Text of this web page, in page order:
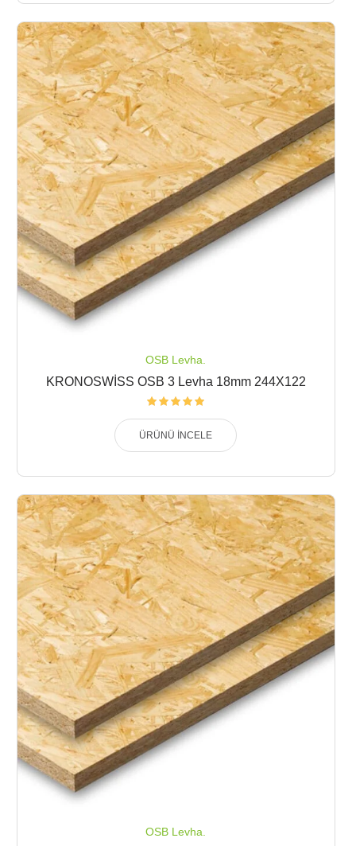
OSB Levha.
KRONOSWİSS OSB 3 Levha 18mm 244X122
ÜRÜNÜ İNCELE
OSB Levha.